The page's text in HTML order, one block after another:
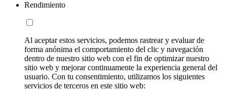
Rendimiento
Al aceptar estos servicios, podemos rastrear y evaluar de
forma anónima el comportamiento del clic y navegación
dentro de nuestro sitio web con el fin de optimizar nuestro
sitio web y mejorar continuamente la experiencia general del
usuario. Con tu consentimiento, utilizamos los siguientes
servicios de terceros en este sitio web: